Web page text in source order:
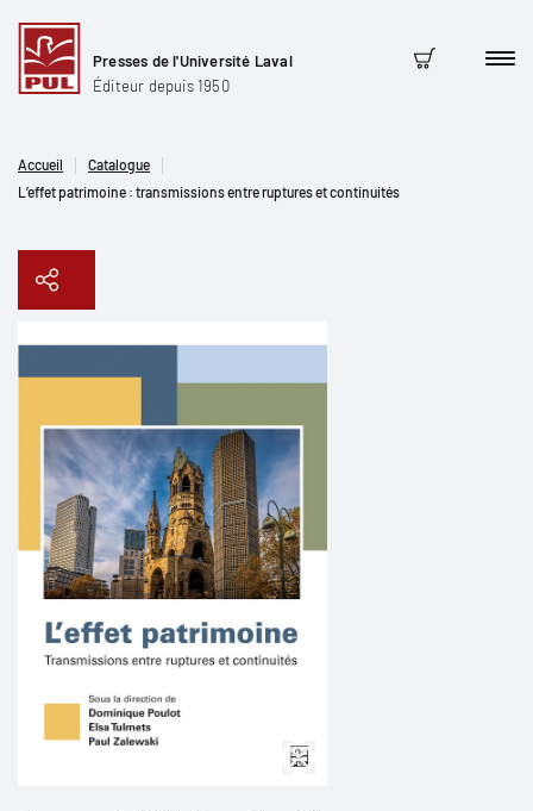
Presses de l'Université Laval
Éditeur depuis 1950
Panier
Accueil
Catalogue
L’effet patrimoine : transmissions entre ruptures et continuités